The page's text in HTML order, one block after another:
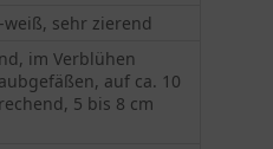
sehr zierend
im Verblühen
auf ca. 10
5 bis 8 cm